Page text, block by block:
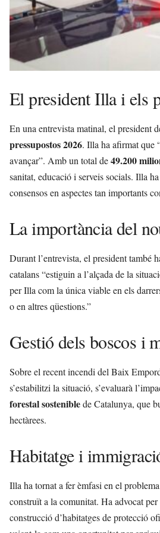
El president Illa i els
En una entrevista matinal, el president
pressupostos 2026. Illa ha afirmat que
avançar”. Amb un total de49.200
sanitat, educació i serveis socials. Illa
consensos en aspectes tan importants
La importància del
Durant l’entrevista, el president també
catalans “estiguin a l’alçada de la
per Illa com la única viable en els
o en altres qüestions.”
Gestió dels boscos i
Sobre el recent incendi del Baix
s’estabilitzi la situació, s’evaluarà
forestal sosteniblede Catalunya, que
hectàrees.
Habitatge i
Illa ha tornat a fer èmfasi en el
construït a la comunitat. Ha advocat
construcció d’habitatges de protecció